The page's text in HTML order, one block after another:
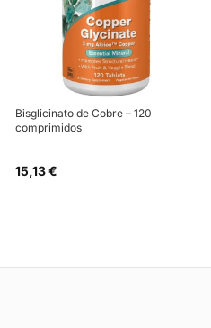
Bisglicinato de Cobre – 120
comprimidos
15,13 €